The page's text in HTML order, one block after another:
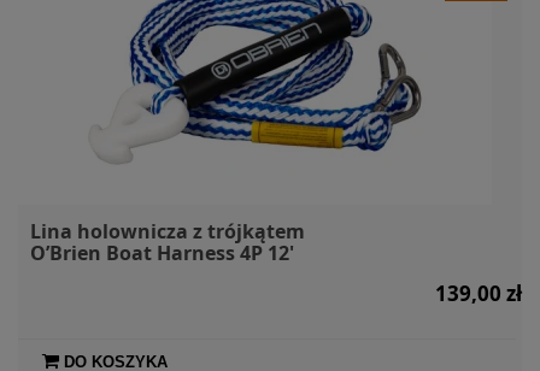
Lina holownicza z trójkątem
O’Brien Boat Harness 4P 12'
139,00 zł
DO KOSZYKA